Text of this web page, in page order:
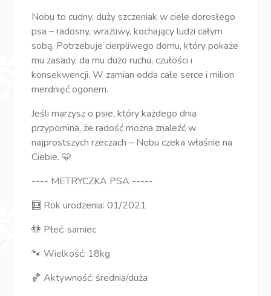
Nobu to cudny, duży szczeniak w ciele dorosłego
psa – radosny, wrażliwy, kochający ludzi całym
sobą. Potrzebuje cierpliwego domu, który pokaże
mu zasady, da mu dużo ruchu, czułości i
konsekwencji. W zamian odda całe serce i milion
merdnięć ogonem.
Jeśli marzysz o psie, który każdego dnia
przypomina, że radość można znaleźć w
najprostszych rzeczach – Nobu czeka właśnie na
Ciebie. 🩵
---- METRYCZKA PSA -----
🧮 Rok urodzenia: 01/2021
🚻 Płeć: samiec
🐾 Wielkość: 18kg
🏀 Aktywność: średnia/duża